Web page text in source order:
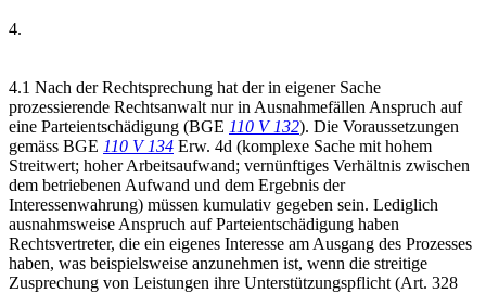
4.
4.1 Nach der Rechtsprechung hat der in eigener Sache
prozessierende Rechtsanwalt nur in Ausnahmefällen Anspruch auf
eine Parteientschädigung (BGE 110 V 132). Die Voraussetzungen
gemäss BGE 110 V 134 Erw. 4d (komplexe Sache mit hohem
Streitwert; hoher Arbeitsaufwand; vernünftiges Verhältnis zwischen
dem betriebenen Aufwand und dem Ergebnis der
Interessenwahrung) müssen kumulativ gegeben sein. Lediglich
ausnahmsweise Anspruch auf Parteientschädigung haben
Rechtsvertreter, die ein eigenes Interesse am Ausgang des Prozesses
haben, was beispielsweise anzunehmen ist, wenn die streitige
Zusprechung von Leistungen ihre Unterstützungspflicht (Art. 328